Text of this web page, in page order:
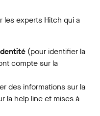
les experts Hitch qui a
(pour identifier la
compte sur la
des informations sur la
la help line et mises à